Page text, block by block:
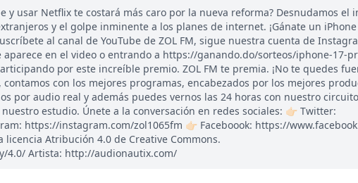
y usar Netflix te costará más caro por la nueva reforma? Desnudamos el
y el golpe inminente a los planes de internet. ¡Gánate un iPhone
al canal de YouTube de ZOL FM, sigue nuestra cuenta de
en el video o entrando a https://ganando.do/sorteos/iphone-17-
por este increíble premio. ZOL FM te premia. ¡No te quedes
con los mejores programas, encabezados por los mejores
por audio real y además puedes vernos las 24 horas con nuestro
estudio. Únete a la conversación en redes sociales: 👉🏻 Twitter:
https://instagram.com/zol1065fm 👉🏻 Faceboook: https://
Atribución 4.0 de Creative Commons.
4.0/ Artista: http://audionautix.com/